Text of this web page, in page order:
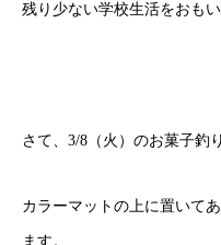
残り少ない学校生活をおも
さて、3/8（火）のお菓子釣
カラーマットの上に置いて
ます。